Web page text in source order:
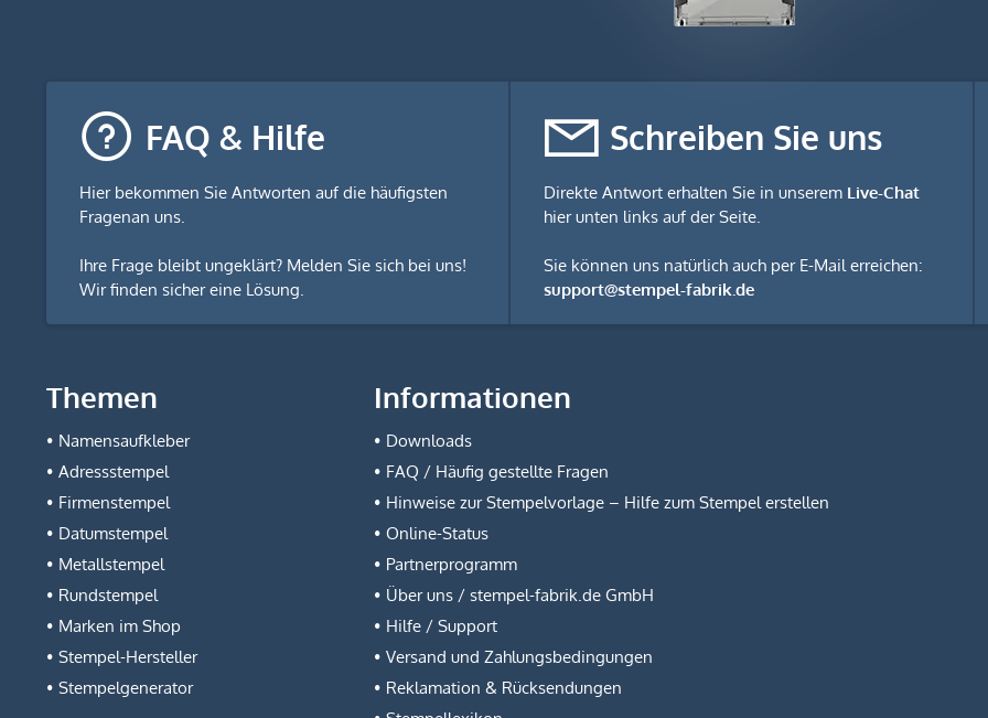
FAQ & Hilfe
Hier bekommen Sie Antworten auf die häufigsten
Fragenan uns.
Ihre Frage bleibt ungeklärt? Melden Sie sich bei uns!
Wir finden sicher eine Lösung.
Schreiben Sie uns
Direkte Antwort erhalten Sie in unserem Live-Chat
hier unten links auf der Seite.
Sie können uns natürlich auch per E-Mail erreichen:
support@stempel-fabrik.de
Themen
Namensaufkleber
Adressstempel
Firmenstempel
Datumstempel
Metallstempel
Rundstempel
Marken im Shop
Stempel-Hersteller
Stempelgenerator
Informationen
Downloads
FAQ / Häufig gestellte Fragen
Hinweise zur Stempelvorlage – Hilfe zum Stempel erstellen
Online-Status
Partnerprogramm
Über uns / stempel-fabrik.de GmbH
Hilfe / Support
Versand und Zahlungsbedingungen
Reklamation & Rücksendungen